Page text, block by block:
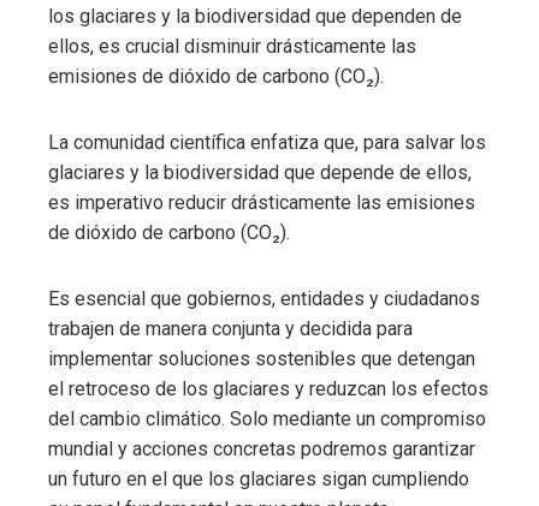
los glaciares y la biodiversidad que dependen de
ellos, es crucial disminuir drásticamente las
emisiones de dióxido de carbono (CO₂).
La comunidad científica enfatiza que, para salvar los
glaciares y la biodiversidad que depende de ellos,
es imperativo reducir drásticamente las emisiones
de dióxido de carbono (CO₂).
Es esencial que gobiernos, entidades y ciudadanos
trabajen de manera conjunta y decidida para
implementar soluciones sostenibles que detengan
el retroceso de los glaciares y reduzcan los efectos
del cambio climático. Solo mediante un compromiso
mundial y acciones concretas podremos garantizar
un futuro en el que los glaciares sigan cumpliendo